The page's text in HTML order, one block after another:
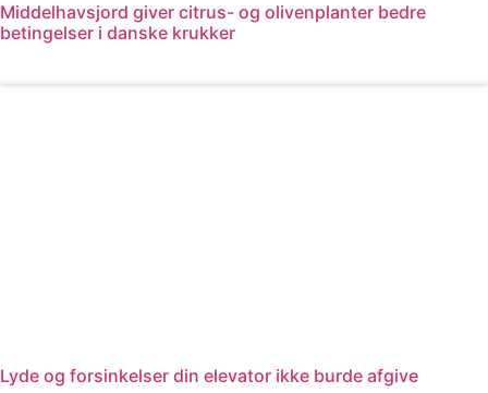
Middelhavsjord giver citrus- og olivenplanter bedre
betingelser i danske krukker
Lyde og forsinkelser din elevator ikke burde afgive